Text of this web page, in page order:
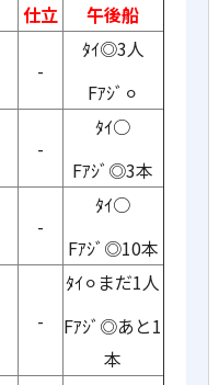
仕立
午後船
-
ﾀｲ◎3人
Fｱｼﾞ⚪︎
-
ﾀｲ○
Fｱｼﾞ◎3本
-
ﾀｲ○
Fｱｼﾞ◎10本
-
ﾀｲ⚪︎まだ1人
Fｱｼﾞ◎あと1
本